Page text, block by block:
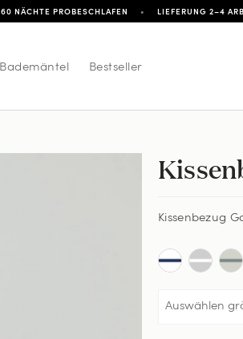
60 NÄCHTE PROBESCHLAFEN • LIEFERUNG 2–4
Bademäntel Bestseller
Kissenbezug